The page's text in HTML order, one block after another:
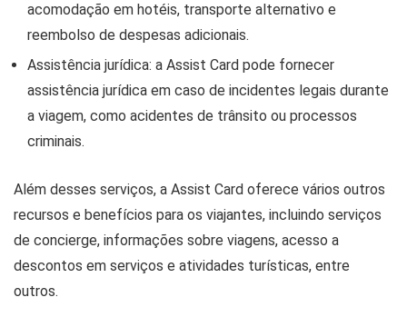
acomodação em hotéis, transporte alternativo e
reembolso de despesas adicionais.
Assistência jurídica: a Assist Card pode fornecer
assistência jurídica em caso de incidentes legais durante
a viagem, como acidentes de trânsito ou processos
criminais.
Além desses serviços, a Assist Card oferece vários outros
recursos e benefícios para os viajantes, incluindo serviços
de concierge, informações sobre viagens, acesso a
descontos em serviços e atividades turísticas, entre
outros.